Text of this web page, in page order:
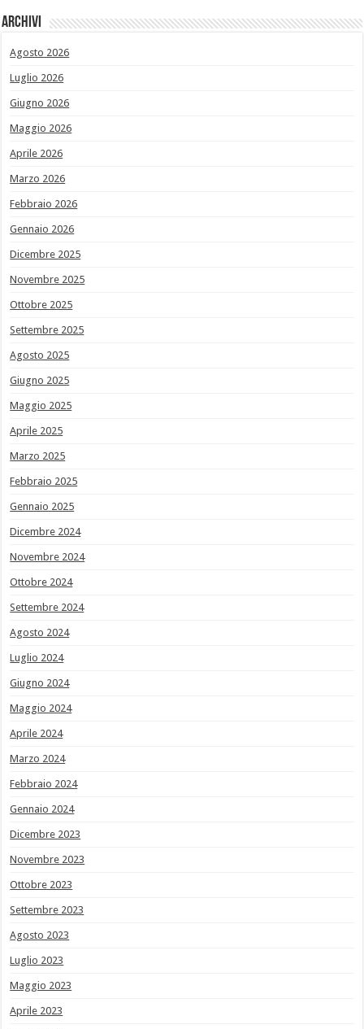
Archivi
Agosto 2026
Luglio 2026
Giugno 2026
Maggio 2026
Aprile 2026
Marzo 2026
Febbraio 2026
Gennaio 2026
Dicembre 2025
Novembre 2025
Ottobre 2025
Settembre 2025
Agosto 2025
Giugno 2025
Maggio 2025
Aprile 2025
Marzo 2025
Febbraio 2025
Gennaio 2025
Dicembre 2024
Novembre 2024
Ottobre 2024
Settembre 2024
Agosto 2024
Luglio 2024
Giugno 2024
Maggio 2024
Aprile 2024
Marzo 2024
Febbraio 2024
Gennaio 2024
Dicembre 2023
Novembre 2023
Ottobre 2023
Settembre 2023
Agosto 2023
Luglio 2023
Maggio 2023
Aprile 2023